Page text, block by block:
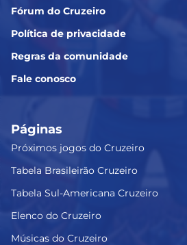
Fórum do Cruzeiro
Política de privacidade
Regras da comunidade
Fale conosco
Páginas
Próximos jogos do Cruzeiro
Tabela Brasileirão Cruzeiro
Tabela Sul-Americana Cruzeiro
Elenco do Cruzeiro
Músicas do Cruzeiro